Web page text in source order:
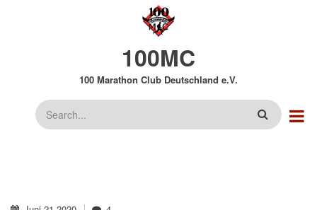
100MC
100 Marathon Club Deutschland e.V.
Suche